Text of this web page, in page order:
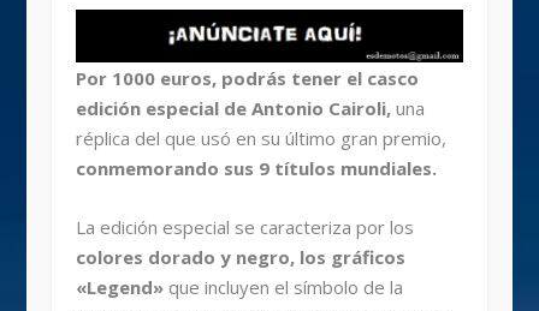
Por 1000 euros, podrás tener el casco
edición especial de Antonio Cairoli,una
réplica del que usó en su último gran premio,
conmemorando sus 9 títulos mundiales.
La edición especial se caracteriza por los
colores dorado y negro, los gráficos
«Legend» que incluyen el símbolo de la